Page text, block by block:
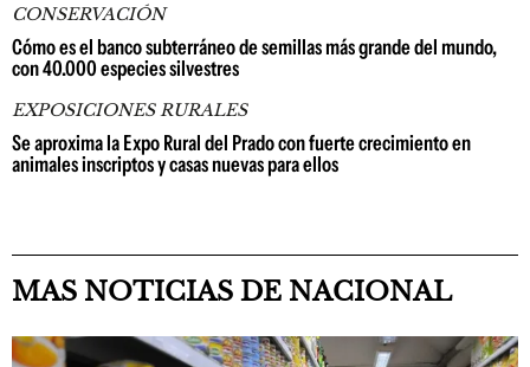
CONSERVACIÓN
Cómo es el banco subterráneo de semillas más grande del mundo,
con 40.000 especies silvestres
EXPOSICIONES RURALES
Se aproxima la Expo Rural del Prado con fuerte crecimiento en
animales inscriptos y casas nuevas para ellos
MAS NOTICIAS DE NACIONAL